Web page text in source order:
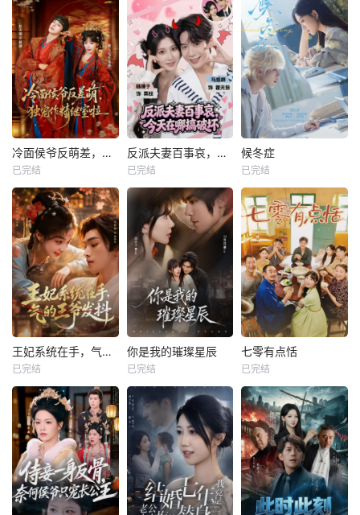
冷面侯爷反萌差，独宠作精继室啦
已完结
反派夫妻百事哀，今天在哪搞破坏
已完结
候冬症
已完结
王妃系统在手，气的王爷发抖
已完结
你是我的璀璨星辰
已完结
七零有点恬
已完结